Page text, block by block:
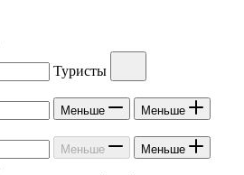
Туристы
Меньше Меньше
Меньше Меньше